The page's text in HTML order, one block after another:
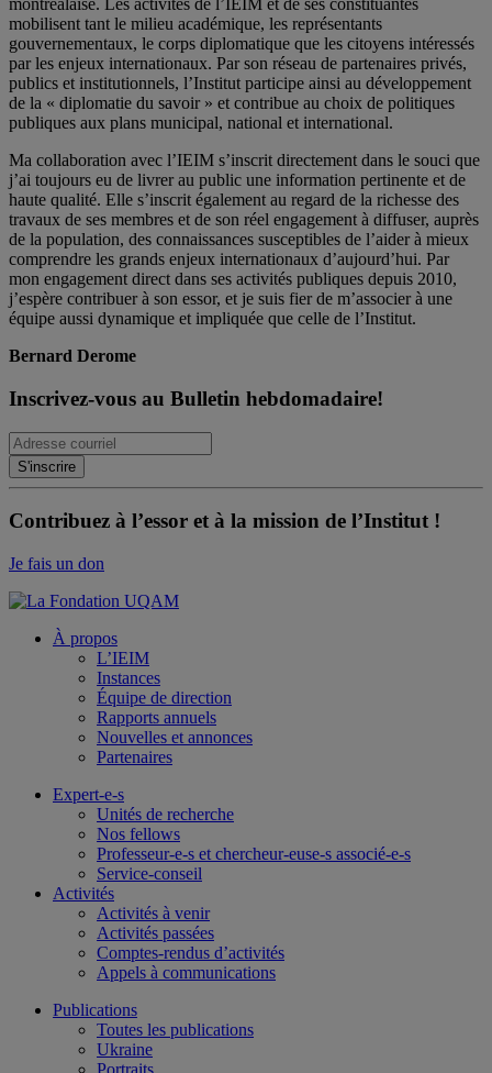
montréalaise. Les activités de l’IEIM et de ses constituantes
mobilisent tant le milieu académique, les représentants
gouvernementaux, le corps diplomatique que les citoyens intéressés
par les enjeux internationaux. Par son réseau de partenaires privés,
publics et institutionnels, l’Institut participe ainsi au développement
de la « diplomatie du savoir » et contribue au choix de politiques
publiques aux plans municipal, national et international.
Ma collaboration avec l’IEIM s’inscrit directement dans le souci que
j’ai toujours eu de livrer au public une information pertinente et de
haute qualité. Elle s’inscrit également au regard de la richesse des
travaux de ses membres et de son réel engagement à diffuser, auprès
de la population, des connaissances susceptibles de l’aider à mieux
comprendre les grands enjeux internationaux d’aujourd’hui. Par
mon engagement direct dans ses activités publiques depuis 2010,
j’espère contribuer à son essor, et je suis fier de m’associer à une
équipe aussi dynamique et impliquée que celle de l’Institut.
Bernard Derome
Inscrivez-vous au Bulletin hebdomadaire!
Contribuez à l’essor et à la mission de l’Institut !
Je fais un don
À propos
L’IEIM
Instances
Équipe de direction
Rapports annuels
Nouvelles et annonces
Partenaires
Expert-e-s
Unités de recherche
Nos fellows
Professeur-e-s et chercheur-euse-s associé-e-s
Service-conseil
Activités
Activités à venir
Activités passées
Comptes-rendus d’activités
Appels à communications
Publications
Toutes les publications
Ukraine
Portraits